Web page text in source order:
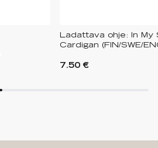
Ladattava ohje: In My
Cardigan (FIN/SWE/
7.50 €